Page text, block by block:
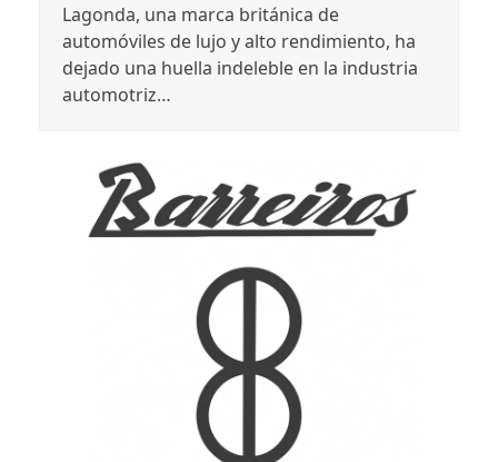
Lagonda, una marca británica de
automóviles de lujo y alto rendimiento, ha
dejado una huella indeleble en la industria
automotriz…